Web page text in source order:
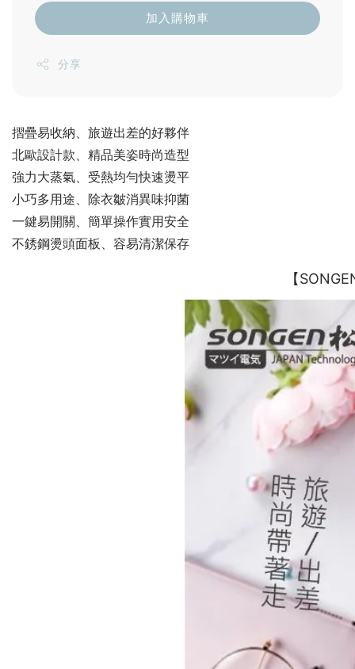
加入購物車
分享
摺疊易收納、旅遊出差的好夥伴
北歐設計款、精品美姿時尚造型
強力大蒸氣、受熱均勻快速燙平
小巧多用途、除衣皺消異味抑菌
一鍵易開關、簡單操作實用安全
不銹鋼燙頭面板、容易清潔保存
【